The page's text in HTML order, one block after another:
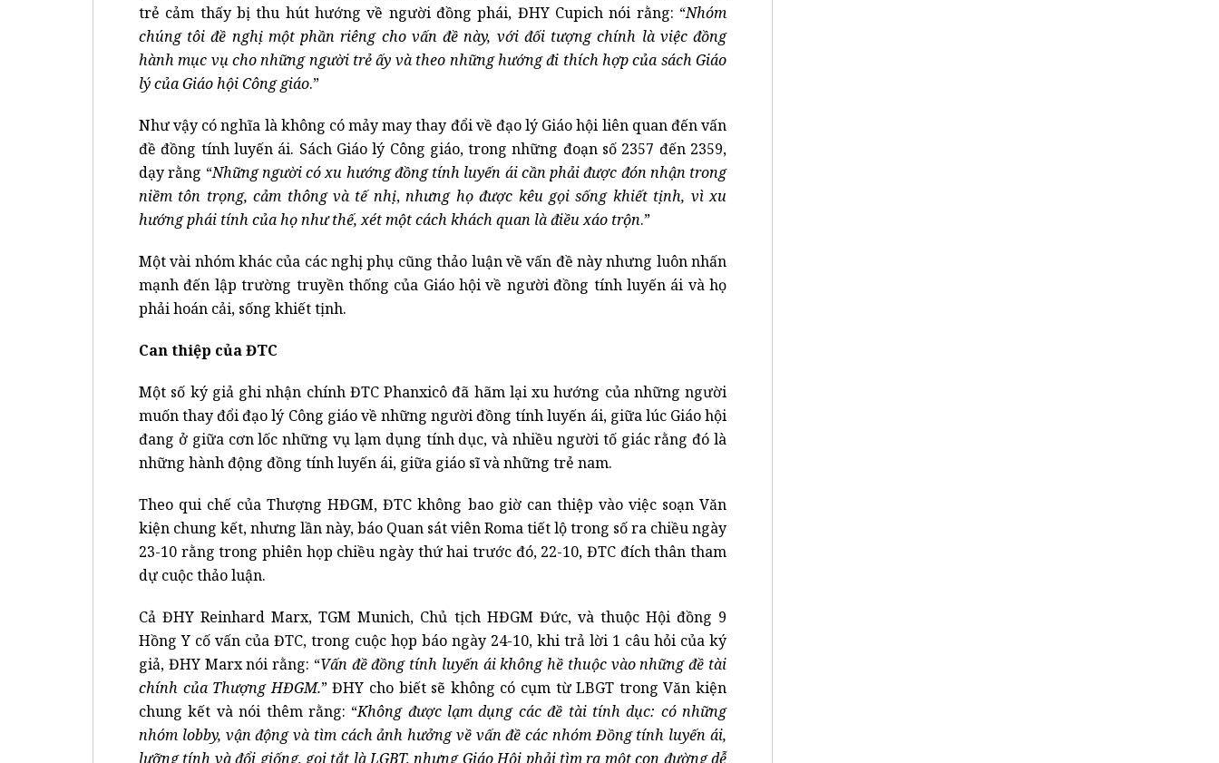
trẻ cảm thấy bị thu hút hướng về người đồng phái, ĐHY Cupich nói rằng: “Nhóm
chúng tôi đề nghị một phần riêng cho vấn đề này, với đối tượng chính là việc đồng
hành mục vụ cho những người trẻ ấy và theo những hướng đi thích hợp của sách Giáo
lý của Giáo hội Công giáo.”
Như vậy có nghĩa là không có mảy may thay đổi về đạo lý Giáo hội liên quan đến vấn
đề đồng tính luyến ái. Sách Giáo lý Công giáo, trong những đoạn số 2357 đến 2359,
dạy rằng “Những người có xu hướng đồng tính luyến ái cần phải được đón nhận trong
niềm tôn trọng, cảm thông và tế nhị,nhưng họ được kêu gọi sống khiết tịnh, vì xu
hướng phái tính của họ như thế, xét một cách khách quan là điều xáo trộn.”
Một vài nhóm khác của các nghị phụ cũng thảo luận về vấn đề này nhưng luôn nhấn
mạnh đến lập trường truyền thống của Giáo hội về người đồng tính luyến ái và họ
phải hoán cải, sống khiết tịnh.
Can thiệp của ĐTC
Một số ký giả ghi nhận chính ĐTC Phanxicô đã hãm lại xu hướng của những người
muốn thay đổi đạo lý Công giáo về những người đồng tính luyến ái, giữa lúc Giáo hội
đang ở giữa cơn lốc những vụ lạm dụng tính dục, và nhiều người tố giác rằng đó là
những hành động đồng tính luyến ái, giữa giáo sĩ và những trẻ nam.
Theo qui chế của Thượng HĐGM, ĐTC không bao giờ can thiệp vào việc soạn Văn
kiện chung kết, nhưng lần này, báo Quan sát viên Roma tiết lộ trong số ra chiều ngày
23-10 rằng trong phiên họp chiều ngày thứ hai trước đó, 22-10, ĐTC đích thân tham
dự cuộc thảo luận.
Cả ĐHY Reinhard Marx, TGM Munich, Chủ tịch HĐGM Đức, và thuộc Hội đồng 9
Hồng Y cố vấn của ĐTC, trong cuộc họp báo ngày 24-10, khi trả lời 1 câu hỏi của ký
giả, ĐHY Marx nói rằng: “Vấn đề đồng tính luyến ái không hề thuộc vào những đề tài
chính của Thượng HĐGM.” ĐHY cho biết sẽ không có cụm từ LBGT trong Văn kiện
chung kết và nói thêm rằng: “Không được lạm dụng các đề tài tính dục: có những
nhóm lobby, vận động và tìm cách ảnh hưởng về vấn đề các nhóm Đồng tính luyến ái,
lưỡng tính và đổi giống, gọi tắt là LGBT, nhưng Giáo Hội phải tìm ra một con đường dễ